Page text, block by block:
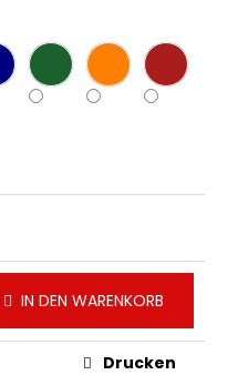
IN DEN WARENKORB
Drucken